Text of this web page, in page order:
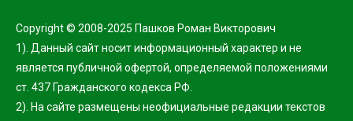
Copyright © 2008-2025 Пашков Роман Викторович
1). Данный сайт носит информационный характер и не
является публичной офертой, определяемой положениями
ст. 437 Гражданского кодекса РФ.
2). На сайте размещены неофициальные редакции текстов